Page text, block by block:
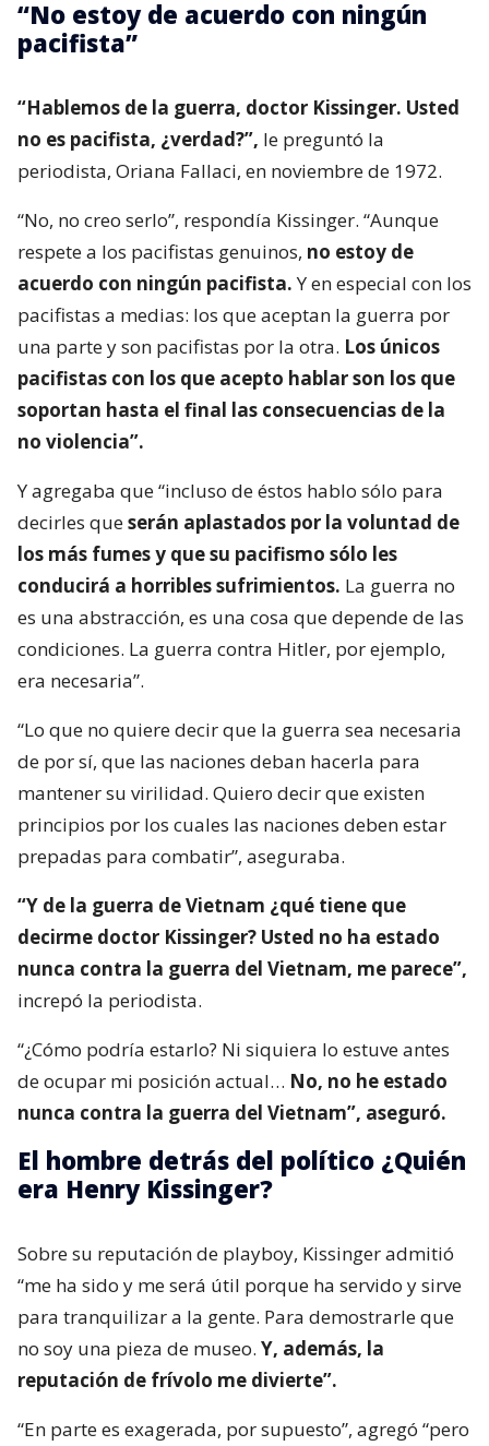
“No estoy de acuerdo con ningún
pacifista”
“Hablemos de la guerra, doctor Kissinger. Usted
no es pacifista, ¿verdad?”, le preguntó la
periodista, Oriana Fallaci, en noviembre de 1972.
“No, no creo serlo”, respondía Kissinger. “Aunque
respete a los pacifistas genuinos, no estoy de
acuerdo con ningún pacifista.Y en especial con los
pacifistas a medias: los que aceptan la guerra por
una parte y son pacifistas por la otra. Los únicos
pacifistas con los que acepto hablar son los que
soportan hasta el final las consecuencias de la
no violencia”.
Y agregaba que “incluso de éstos hablo sólo para
decirles queserán aplastados por la voluntad de
los más fumes y que su pacifismo sólo les
conducirá a horribles sufrimientos. La guerra no
es una abstracción, es una cosa que depende de las
condiciones. La guerra contra Hitler, por ejemplo,
era necesaria”.
“Lo que no quiere decir que la guerra sea necesaria
de por sí, que las naciones deban hacerla para
mantener su virilidad. Quiero decir que existen
principios por los cuales las naciones deben estar
prepadas para combatir”, aseguraba.
“Y de la guerra de Vietnam ¿qué tiene que
decirme doctor Kissinger? Usted no ha estado
nunca contra la guerra del Vietnam, me parece”,
increpó la periodista.
“¿Cómo podría estarlo? Ni siquiera lo estuve antes
de ocupar mi posición actual… No, no he estado
nunca contra la guerra del Vietnam”, aseguró.
El hombre detrás del político ¿Quién
era Henry Kissinger?
Sobre su reputación de playboy, Kissinger admitió
“me ha sido y me será útil porque ha servido y sirve
para tranquilizar a la gente. Para demostrarle que
no soy una pieza de museo. Y, además, la
reputación de frívolo me divierte”.
“En parte es exagerada, por supuesto”, agregó “pero